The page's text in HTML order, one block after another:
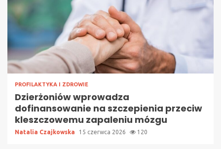
PROFILAKTYKA I ZDROWIE
Dzierżoniów wprowadza
dofinansowanie na szczepienia przeciw
kleszczowemu zapaleniu mózgu
Natalia Czajkowska 15 czerwca 2026 120